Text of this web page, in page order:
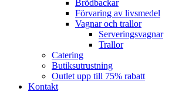
Brödbackar
Förvaring av livsmedel
Vagnar och trallor
Serveringsvagnar
Trallor
Catering
Butiksutrustning
Outlet upp till 75% rabatt
Kontakt